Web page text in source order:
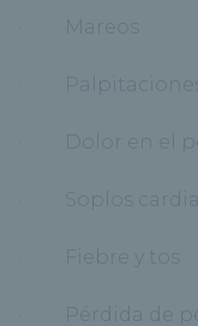
· Mareos
· Palpitaciones
· Dolor en el
· Soplos
· Fiebre y tos
· Pérdida de